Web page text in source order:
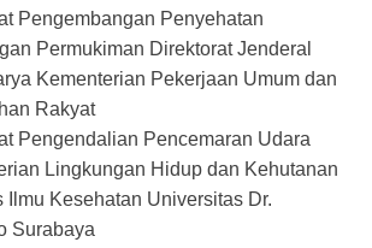
Pengembangan Penyehatan
Permukiman Direktorat Jenderal
Kementerian Pekerjaan Umum dan
Rakyat
Pengendalian Pencemaran Udara
Lingkungan Hidup dan Kehutanan
Ilmu Kesehatan Universitas Dr.
Surabaya